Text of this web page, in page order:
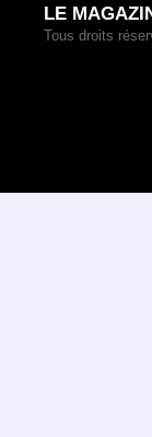
LE
Tous droits